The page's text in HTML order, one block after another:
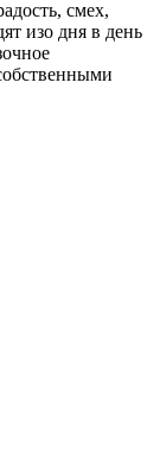
смех,
изо дня в день